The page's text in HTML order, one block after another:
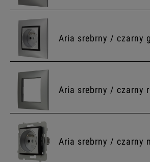
Aria srebrny / czarny
Aria srebrny / czarny
Aria srebrny / czarny